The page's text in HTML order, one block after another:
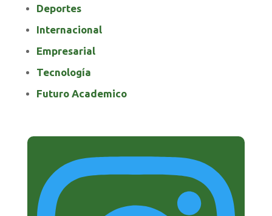
Deportes
Internacional
Empresarial
Tecnología
Futuro Academico